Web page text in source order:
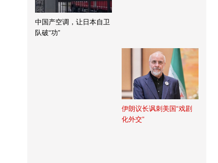
中国产空调，让日本自卫
队破“功”
伊朗议长讽刺美国“戏剧
化外交”